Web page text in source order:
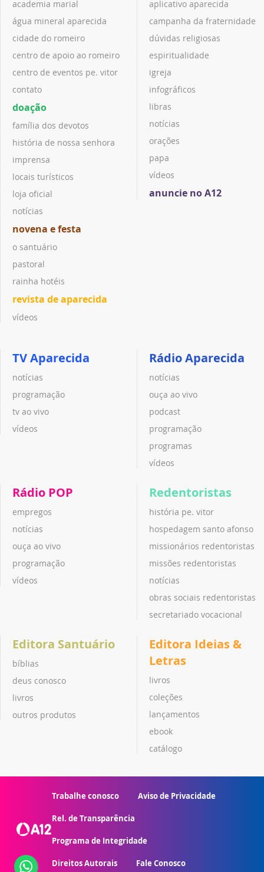
academia marial
água mineral aparecida
cidade do romeiro
centro de apoio ao romeiro
centro de eventos pe. vitor
contato
doação
família dos devotos
história de nossa senhora
imprensa
locais turísticos
loja oficial
notícias
novena e festa
o santuário
pastoral
rainha hotéis
revista de aparecida
vídeos
aplicativo aparecida
campanha da fraternidade
dúvidas religiosas
espiritualidade
igreja
infográficos
libras
notícias
orações
papa
vídeos
anuncie no A12
TV Aparecida
notícias
programação
tv ao vivo
vídeos
Rádio Aparecida
notícias
ouça ao vivo
podcast
programação
programas
vídeos
Rádio POP
empregos
notícias
ouça ao vivo
programação
vídeos
Redentoristas
história pe. vitor
hospedagem santo afonso
missionários redentoristas
missões redentoristas
notícias
obras sociais redentoristas
secretariado vocacional
Editora Santuário
bíblias
deus conosco
livros
outros produtos
Editora Ideias &
Letras
livros
coleções
lançamentos
ebook
catálogo
Trabalhe conosco Aviso de Privacidade
Rel. de Transparência
Programa de Integridade
Direitos Autorais Fale Conosco